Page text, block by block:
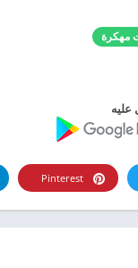
مهكرة
Pinterest